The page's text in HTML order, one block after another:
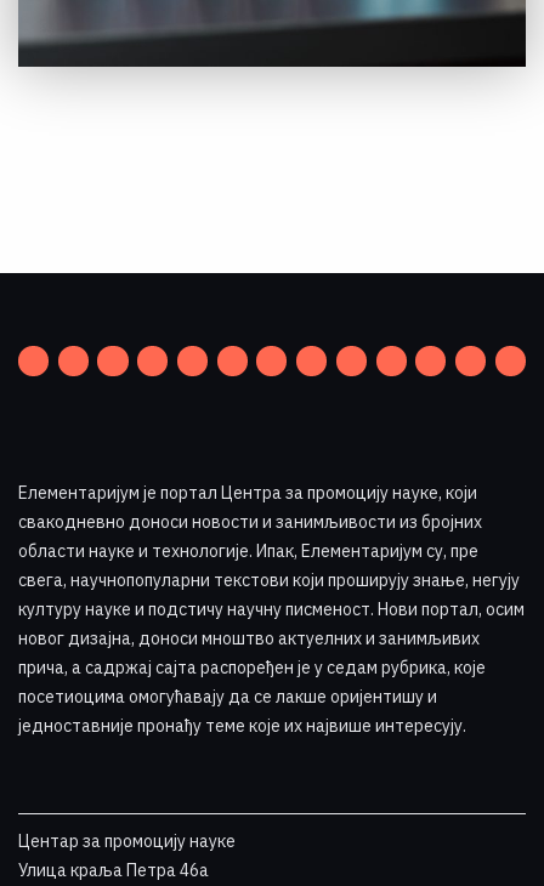
Елементаријум је портал Центра за промоцију науке, који
свакодневно доноси новости и занимљивости из бројних
области науке и технологије. Ипак, Елементаријум су, пре
свега, научнопопуларни текстови који проширују знање, негују
културу науке и подстичу научну писменост. Нови портал, осим
новог дизајна, доноси мноштво актуелних и занимљивих
прича, а садржај сајта распоређен је у седам рубрика, које
посетиоцима омогућавају да се лакше оријентишу и
једноставније пронађу теме које их највише интересују.
Центар за промоцију науке
Улица краља Петра 46a